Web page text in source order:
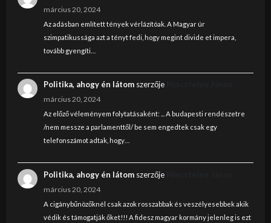
március 20, 2024
Az adásban említett tények vérlázítóak. A Magyar úr
szimpatikussága azt a tényt fedi, hogy megint divide et impera,
tovább gyengíti…
Politika, ahogy én látomszerzője
március 20, 2024
Az előző véleményem folytatásaként: ... A budapesti rendészetre
/nem messze a parlamenttől/ be sem engedtek csak egy
telefonszámot adtak, hogy…
Politika, ahogy én látomszerzője
március 20, 2024
A cigánybűnözőknél csak azok rosszabbak és veszélyesebbek akik
védik és támogatják őket!!! A fidesz magyar kormány jelenleg is ezt